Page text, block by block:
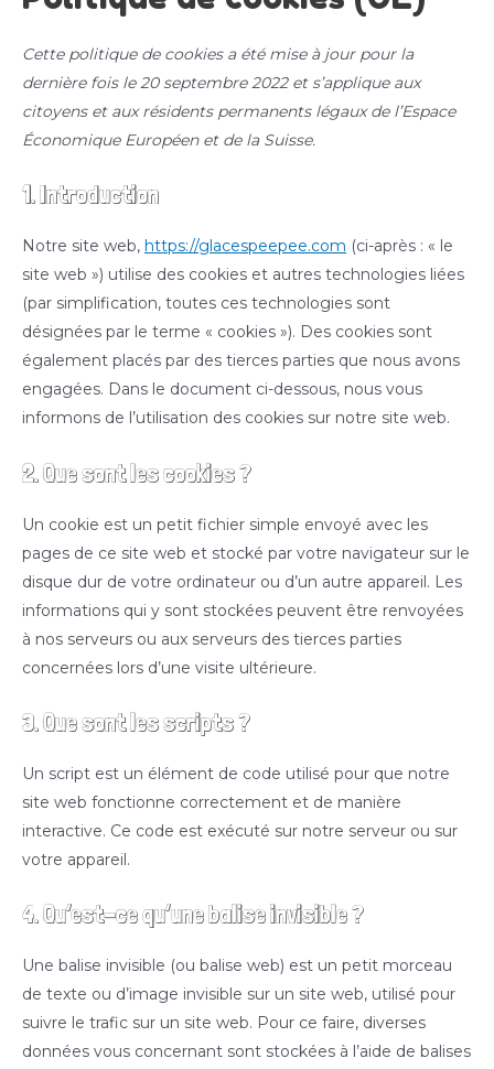
Cette politique de cookies a été mise à jour pour la
dernière fois le 20 septembre 2022 et s’applique aux
citoyens et aux résidents permanents légaux de l’Espace
Économique Européen et de la Suisse.
1. Introduction
Notre site web, https://glacespeepee.com (ci-après : « le
site web ») utilise des cookies et autres technologies liées
(par simplification, toutes ces technologies sont
désignées par le terme « cookies »). Des cookies sont
également placés par des tierces parties que nous avons
engagées. Dans le document ci-dessous, nous vous
informons de l’utilisation des cookies sur notre site web.
2. Que sont les cookies ?
Un cookie est un petit fichier simple envoyé avec les
pages de ce site web et stocké par votre navigateur sur le
disque dur de votre ordinateur ou d’un autre appareil. Les
informations qui y sont stockées peuvent être renvoyées
à nos serveurs ou aux serveurs des tierces parties
concernées lors d’une visite ultérieure.
3. Que sont les scripts ?
Un script est un élément de code utilisé pour que notre
site web fonctionne correctement et de manière
interactive. Ce code est exécuté sur notre serveur ou sur
votre appareil.
4. Qu’est-ce qu’une balise invisible ?
Une balise invisible (ou balise web) est un petit morceau
de texte ou d’image invisible sur un site web, utilisé pour
suivre le trafic sur un site web. Pour ce faire, diverses
données vous concernant sont stockées à l’aide de balises